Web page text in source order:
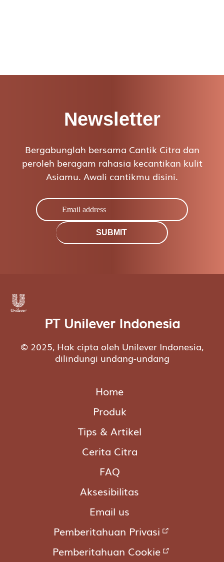
Newsletter
Bergabunglah bersama Cantik Citra dan
peroleh beragam rahasia kecantikan kulit
Asiamu. Awali cantikmu disini.
SUBMIT
PT Unilever Indonesia
© 2025, Hak cipta oleh Unilever Indonesia,
dilindungi undang-undang
Home
Produk
Tips & Artikel
Cerita Citra
FAQ
Aksesibilitas
Email us
Pemberitahuan Privasi
Pemberitahuan Cookie